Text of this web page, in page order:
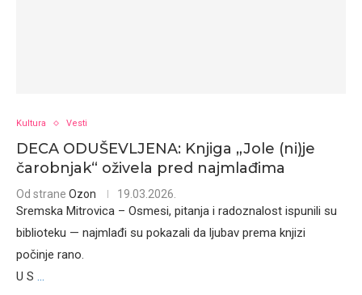
Kultura Vesti
DECA ODUŠEVLJENA: Knjiga „Jole (ni)je
čarobnjak“ oživela pred najmlađima
Od strane Ozon 19.03.2026.
Sremska Mitrovica – Osmesi, pitanja i radoznalost ispunili su
biblioteku — najmlađi su pokazali da ljubav prema knjizi
počinje rano.
U S ...